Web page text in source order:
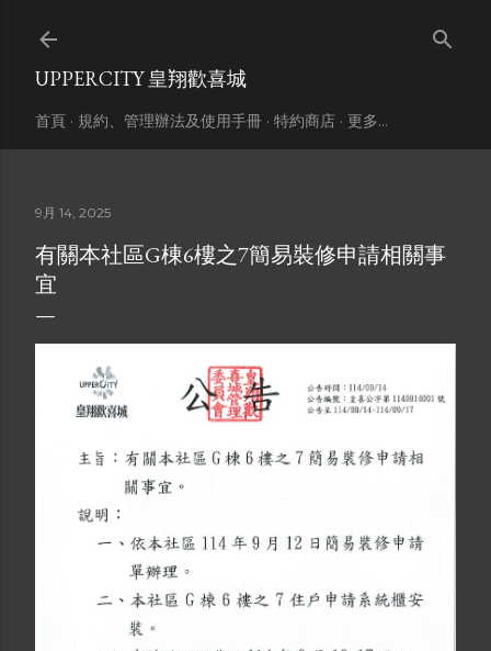
UPPERCITY 皇翔歡喜城
首頁 規約、管理辦法及使用手冊 特約商店 更多…
9月 14, 2025
有關本社區G棟6樓之7簡易裝修申請相關事
宜